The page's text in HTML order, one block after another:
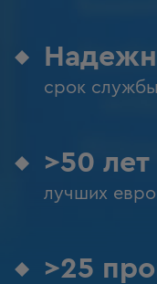
срок
>50
лучших
>25